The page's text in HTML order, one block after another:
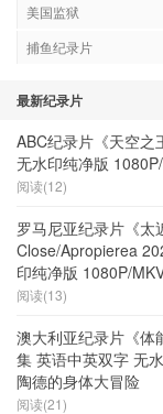
美国监狱
捕鱼纪录片
最新纪录片
ABC纪录片《天空
无水印纯净版
阅读(12)
罗马尼亚纪录片《太
Close/Apropierea
印纯净版 1080P/
阅读(13)
澳大利亚纪录片《体
集 英语中英双字 无
陶德的身体大冒险
阅读(21)